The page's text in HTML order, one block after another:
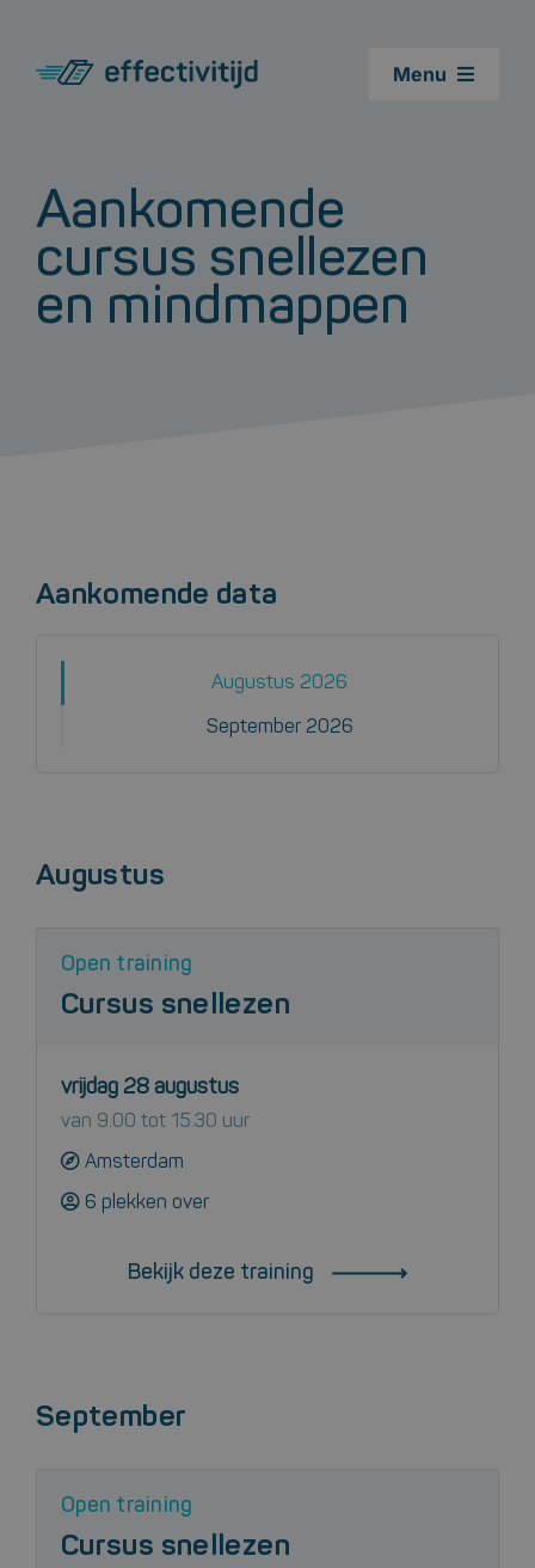
inhoud
Menu
Leestest
Agenda cursus snellezen
Aankomende
cursus snellezen
en mindmappen
Augustus
Open training
Cursus snellezen
vrijdag 28 augustus
van 9.00 tot 15.30 uur
Amsterdam
6 plekken over
Bekijk deze training
September
Open training
Cursus snellezen
Aankomende data
Augustus 2026
September 2026